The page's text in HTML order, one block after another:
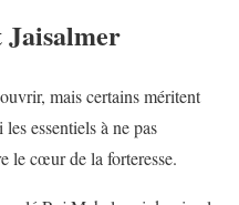
Jaisalmer
mais certains méritent
essentiels à ne pas
le cœur de la forteresse.